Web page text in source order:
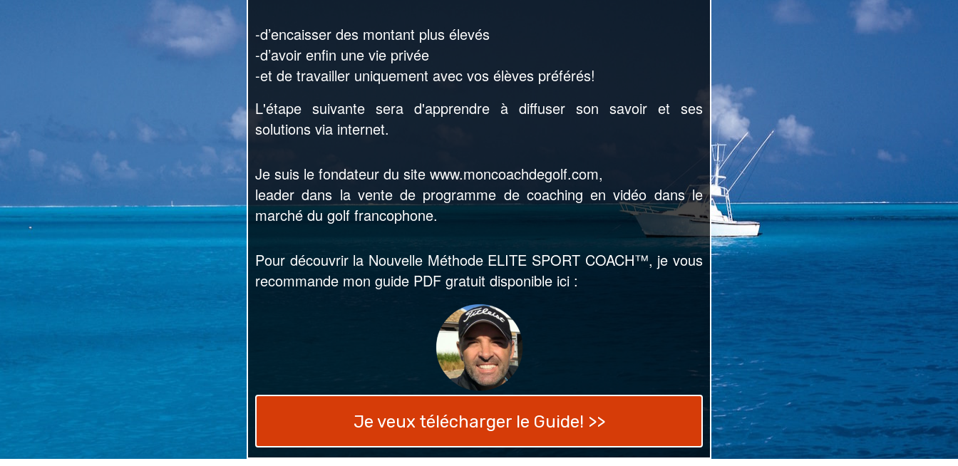
-d’encaisser des montant plus élevés
-d’avoir enfin une vie privée
-et de travailler uniquement avec vos élèves préférés!
L'étape suivante sera d'apprendre à diffuser son savoir et ses
solutions via internet.
Je suis le fondateur du site www.moncoachdegolf.com,
leader dans la vente de programme de coaching en vidéo dans le
marché du golf francophone.
Pour découvrir la Nouvelle Méthode ELITE SPORT COACH™, je vous
recommande mon guide PDF gratuit disponible ici :
Je veux télécharger le Guide! >>